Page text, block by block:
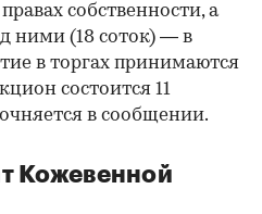
собственности, а
ними (18 соток) — в
в торгах принимаются
состоится 11
в сообщении.
Кожевенной